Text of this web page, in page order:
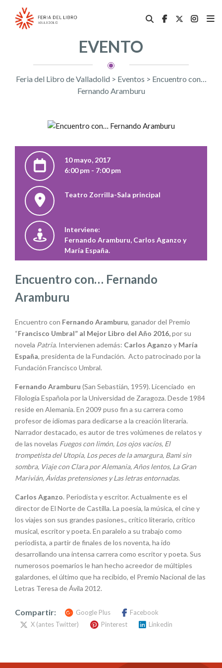
EVENTO
Feria del Libro de Valladolid > Eventos > Encuentro con…
Fernando Aramburu
10 mayo, 2017
6:00 pm - 7:00 pm
Teatro Zorrilla-Sala principal
Interviene:
Fernando Aramburu, Carlos Aganzo y
María España.
Encuentro con… Fernando
Aramburu
Encuentro con Fernando Aramburu, ganador del Premio
“Francisco Umbral” al Mejor Libro del Año 2016,por su
novela Patria. Intervienen además: Carlos Aganzo y María
España, presidenta de la Fundación. Acto patrocinado por la
Fundación Francisco Umbral.
Fernando Aramburu (San Sebastián, 1959). Licenciado en
Filología Española por la Universidad de Zaragoza. Desde 1984
reside en Alemania. En 2009 puso fin a su carrera como
profesor de idiomas para dedicarse a la creación literaria.
Narrador destacado, es autor de tres volúmenes de relatos y
de las novelas Fuegos con limón, Los ojos vacíos, El
trompetista del Utopía, Los peces de la amargura, Bami sin
sombra, Viaje con Clara por Alemania, Años lentos, La Gran
Marivián, Ávidas pretensiones y Las letras entornadas.
Carlos Aganzo. Periodista y escritor. Actualmente es el
director de El Norte de Castilla. La poesía, la música, el cine y
los viajes son sus grandes pasiones., crítico literario, crítico
musical, escritor y poeta. En paralelo a su trabajo como
periodista, a partir de finales de los noventa, ha ido
desarrollando una intensa carrera como escritor y poeta. Sus
numerosos poemarios le han hecho acreedor de múltiples
galardones, el último que ha recibido, el Premio Nacional de las
Letras Teresa de Ávila 2012.
Compartir: Google Plus
Facebook
X (antes Twitter)
Pinterest Linkedin